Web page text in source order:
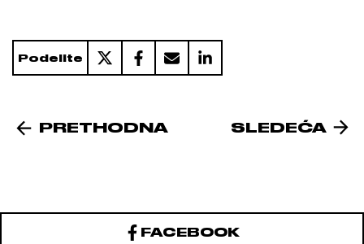
Podelite
PRETHODNA SLEDEĆA
FACEBOOK